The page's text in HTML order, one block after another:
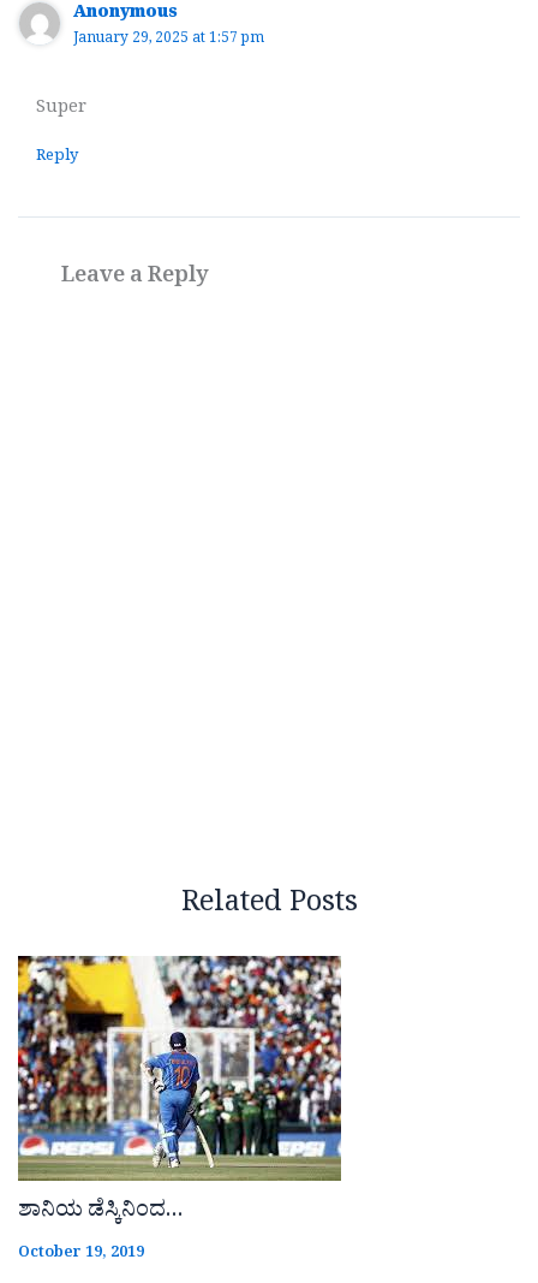
Anonymous
January 29, 2025 at 1:57 pm
Super
Reply
Leave a Reply
Related Posts
ಶಾನಿಯ ಡೆಸ್ಕಿನಿಂದ…
October 19, 2019